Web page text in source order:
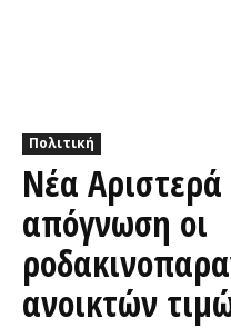
Πολιτική
Νέα
απόγνωση οι
ανοικτών